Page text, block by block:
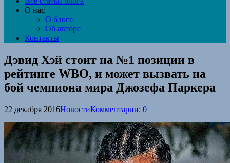
О нас
О блоге
Об авторе
Контакты
Дэвид Хэй стоит на №1 позиции в
рейтинге WBO, и может вызвать на
бой чемпиона мира Джозефа Паркера
22 декабря 2016НовостиКомментарии: 0